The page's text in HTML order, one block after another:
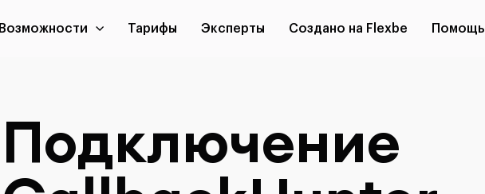
Возможности Тарифы Эксперты Создано на Flexbe Помощь
Подключение